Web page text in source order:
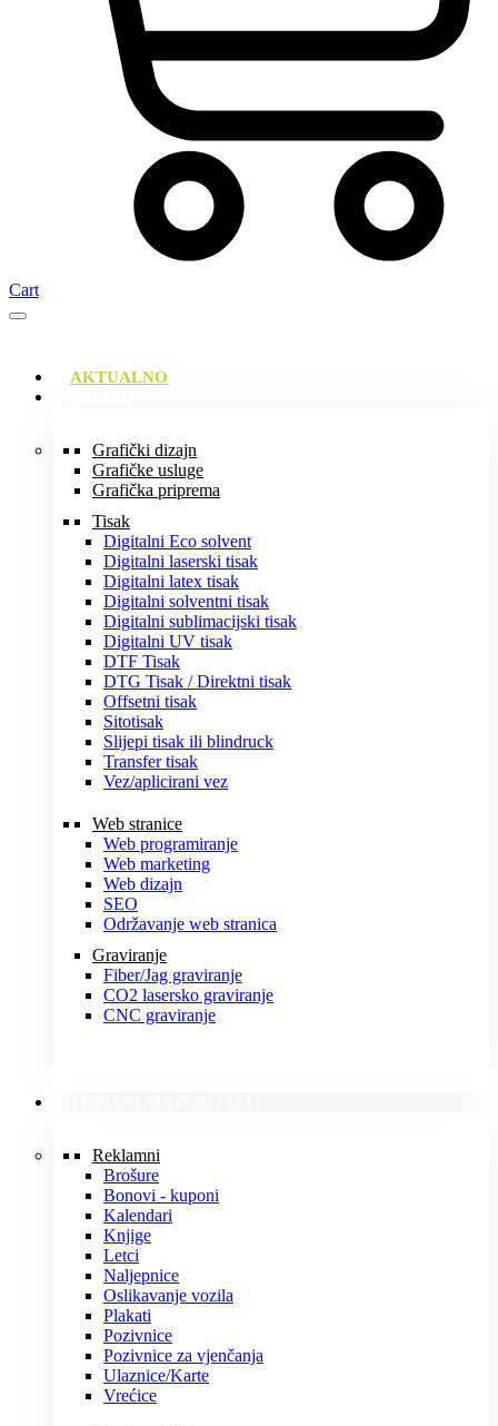
Cart
AKTUALNO
Grafički dizajn
Grafičke usluge
Grafička priprema
Tisak
Digitalni Eco solvent
Digitalni laserski tisak
Digitalni latex tisak
Digitalni solventni tisak
Digitalni sublimacijski tisak
Digitalni UV tisak
DTF Tisak
DTG Tisak / Direktni tisak
Offsetni tisak
Sitotisak
Slijepi tisak ili blindruck
Transfer tisak
Vez/aplicirani vez
Web stranice
Web programiranje
Web marketing
Web dizajn
SEO
Održavanje web stranica
Graviranje
Fiber/Jag graviranje
CO2 lasersko graviranje
CNC graviranje
Reklamni
Brošure
Bonovi - kuponi
Kalendari
Knjige
Letci
Naljepnice
Oslikavanje vozila
Plakati
Pozivnice
Pozivnice za vjenčanja
Ulaznice/Karte
Vrećice